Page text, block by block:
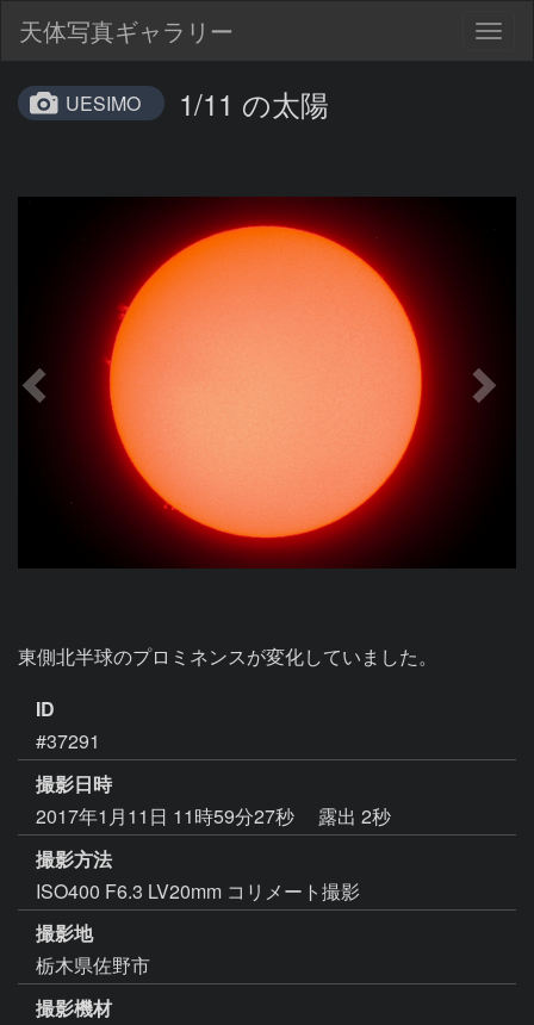
天体写真ギャラリー
UESIMO 1/11 の太陽
東側北半球のプロミネンスが変化していました。
ID
#37291
撮影日時
2017年1月11日 11時59分27秒
露出 2秒
撮影方法
ISO400 F6.3 LV20mm コリメート撮影
撮影地
栃木県佐野市
撮影機材